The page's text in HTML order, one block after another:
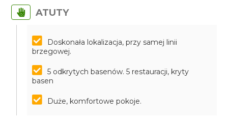
ATUTY
Doskonała lokalizacja, przy samej linii
brzegowej.
5 odkrytych basenów. 5 restauracji, kryty
basen
Duże, komfortowe pokoje.